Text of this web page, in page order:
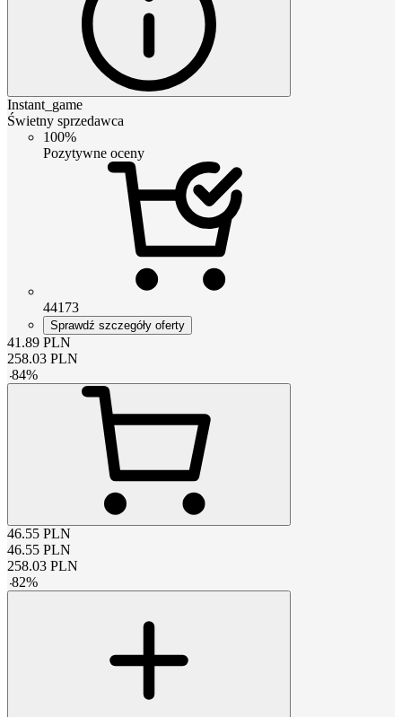
Instant_game
Świetny sprzedawca
100%
Pozytywne oceny
44173
Sprawdź szczegóły oferty
41.89 PLN
258.03 PLN
-84%
46.55 PLN
46.55 PLN
258.03 PLN
-82%